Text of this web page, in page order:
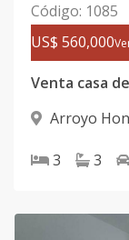
Código: 1085
US$ 560,000
Arroyo
3 3